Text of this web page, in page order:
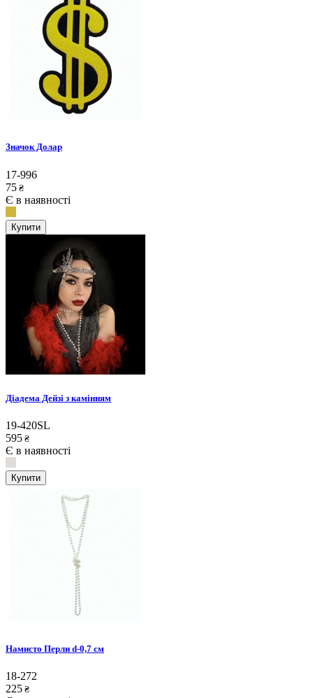
Значок Долар
17-996
75 ₴
Є в наявності
Купити
Діадема Дейзі з камінням
19-420SL
595 ₴
Є в наявності
Купити
Намисто Перли d-0,7 см
18-272
225 ₴